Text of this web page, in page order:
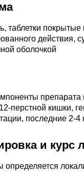
таблетки
действия,
оболочкой
перстной кишки,
последние 2-
и курс